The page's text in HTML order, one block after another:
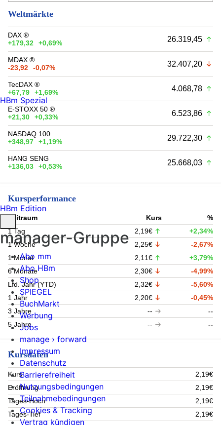
Weltmärkte
DAX ®
+179,32
+0,69% 26.319,45
MDAX ®
-23,92
-0,07% 32.407,20
TecDAX ®
+67,79
+1,69% 4.068,78
E-STOXX 50 ®
+21,30
+0,33% 6.523,86
NASDAQ 100
+348,97
+1,19% 29.722,30
HANG SENG
+136,03
+0,53% 25.668,03
Kursperformance
Zeitraum Kurs
%
1 Tag
2,19€
+2,34%
1 Woche
2,25€
-2,67%
1 Monat
2,11€
+3,79%
6 Monate
2,30€
-4,99%
Lfd. Jahr (YTD)
2,32€
-5,60%
1 Jahr
2,20€
-0,45%
3 Jahre
--
--
5 Jahre
-- --
Kursdaten
Kurs
2,19€
Eröffnung
2,19€
Tages-Hoch
2,19€
Tages-Tief
2,19€
HBm Spezial
HBm Edition
manager-Gruppe
Abo mm
Abo HBm
Shop
SPIEGEL
BuchMarkt
Werbung
Jobs
manage › forward
Impressum
Datenschutz
Barrierefreiheit
Nutzungsbedingungen
Teilnahmebedingungen
Cookies & Tracking
Vertrag kündigen